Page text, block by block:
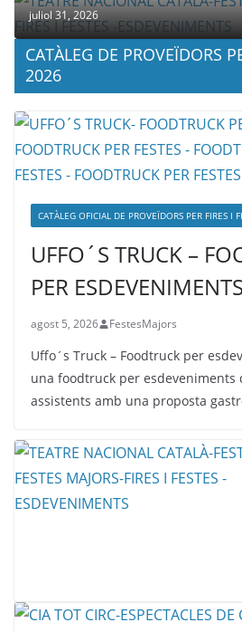
juliol 31, 2026
CATÀLEG DE PROVEÏDORS
2026
CATÀLEG OFICIAL DE PROVEÏDORS PER FIRES I
UFFO´S TRUCK –
PER ESDEVENIMENTS
agost 5, 2026 FestesMajors
Uffo´s Truck – Foodtruck per
una foodtruck per esdeveniments
assistents amb una proposta